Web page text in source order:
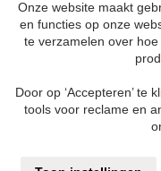
Nieuws &
Onze website maakt
en functies op onze
te verzamelen over
Door op ‘Accepteren’ te
tools voor reclame en